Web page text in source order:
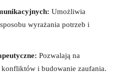
Umożliwia
wyrażania ⁢potrzeb i
Pozwalają na
konfliktów i budowanie zaufania.